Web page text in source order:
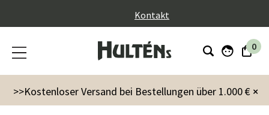
Kontakt
0
×
>>Kostenloser Versand bei Bestellungen über 1.000 €
Möbel Stühle Esstühle Odette Stuhl - beige Serene